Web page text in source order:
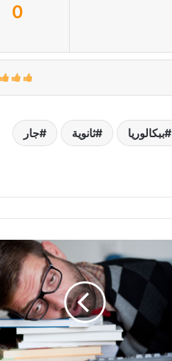
0
ببكالوريا ثانوية جار